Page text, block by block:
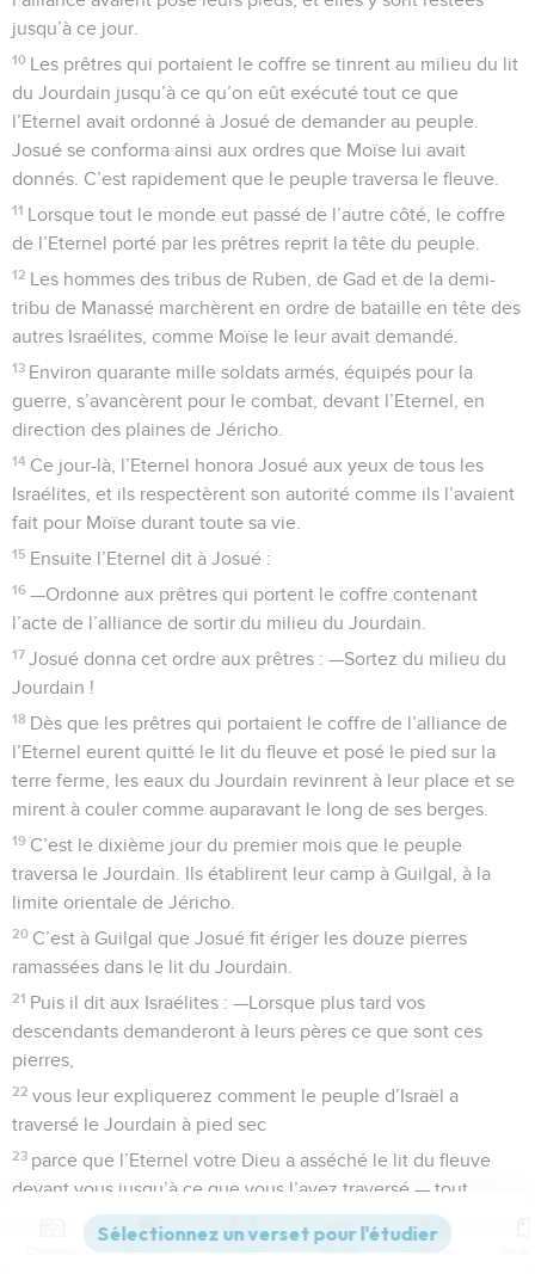
jusqu’à ce jour.
10 Les prêtres qui portaient le coffre se tinrent au milieu du lit
du Jourdain jusqu’à ce qu’on eût exécuté tout ce que
l’Eternel avait ordonné à Josué de demander au peuple.
Josué se conforma ainsi aux ordres que Moïse lui avait
donnés. C’est rapidement que le peuple traversa le fleuve.
11 Lorsque tout le monde eut passé de l’autre côté, le coffre
de l’Eternel porté par les prêtres reprit la tête du peuple.
12 Les hommes des tribus de Ruben, de Gad et de la demi-
tribu de Manassé marchèrent en ordre de bataille en tête des
autres Israélites, comme Moïse le leur avait demandé.
13 Environ quarante mille soldats armés, équipés pour la
guerre, s’avancèrent pour le combat, devant l’Eternel, en
direction des plaines de Jéricho.
14 Ce jour-là, l’Eternel honora Josué aux yeux de tous les
Israélites, et ils respectèrent son autorité comme ils l’avaient
fait pour Moïse durant toute sa vie.
15 Ensuite l’Eternel dit à Josué :
16 —Ordonne aux prêtres qui portent le coffre contenant
l’acte de l’alliance de sortir du milieu du Jourdain.
17 Josué donna cet ordre aux prêtres : —Sortez du milieu du
Jourdain !
18 Dès que les prêtres qui portaient le coffre de l’alliance de
l’Eternel eurent quitté le lit du fleuve et posé le pied sur la
terre ferme, les eaux du Jourdain revinrent à leur place et se
mirent à couler comme auparavant le long de ses berges.
19 C’est le dixième jour du premier mois que le peuple
traversa le Jourdain. Ils établirent leur camp à Guilgal, à la
limite orientale de Jéricho.
20 C’est à Guilgal que Josué fit ériger les douze pierres
ramassées dans le lit du Jourdain.
21 Puis il dit aux Israélites : —Lorsque plus tard vos
descendants demanderont à leurs pères ce que sont ces
pierres,
22 vous leur expliquerez comment le peuple d’Israël a
traversé le Jourdain à pied sec
23 parce que l’Eternel votre Dieu a asséché le lit du fleuve
devant vous jusqu’à ce que vous l’ayez traversé — tout
comme il avait asséché la mer des *Roseaux devant nous
pour que nous la traversions.
Versions Commentaires Strong